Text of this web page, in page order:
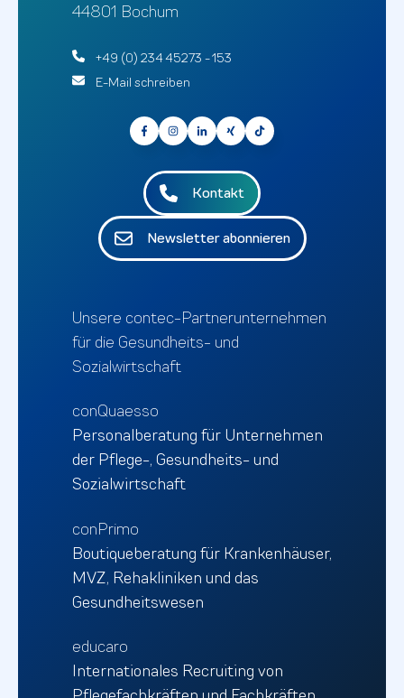
44801 Bochum
+49 (0) 234 45273 - 153
E-Mail schreiben
Kontakt
Newsletter abonnieren
Unsere contec-Partnerunternehmen
für die Gesundheits- und
Sozialwirtschaft
conQuaesso
Personalberatung für Unternehmen
der Pflege-, Gesundheits- und
Sozialwirtschaft
conPrimo
Boutiqueberatung für Krankenhäuser,
MVZ, Rehakliniken und das
Gesundheitswesen
educaro
Internationales Recruiting von